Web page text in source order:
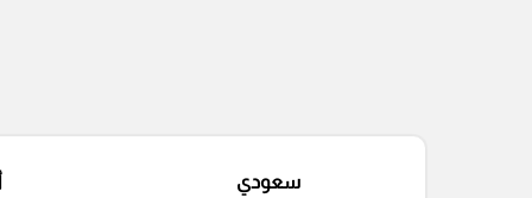
سعودي